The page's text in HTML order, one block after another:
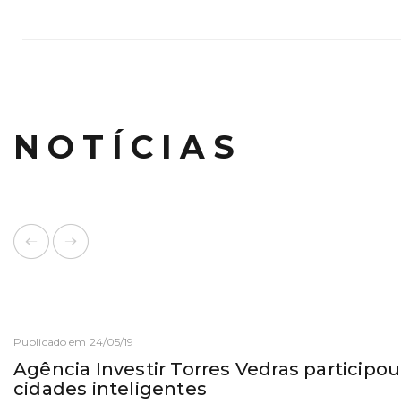
NOTÍCIAS
Publicado em 24/05/19
Agência Investir Torres Vedras
cidades inteligentes